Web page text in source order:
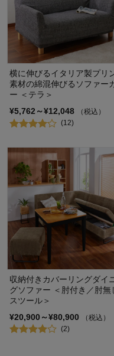
横に伸びるイタリア製プリ
素材の綿混伸びるソファー
ー ＜テラ＞
¥5,762～¥12,048
（税込）
(12)
収納付きカバーリングダイ
グソファー ＜肘付き／肘無
スツール＞
¥20,900～¥80,900
（税込）
(2)